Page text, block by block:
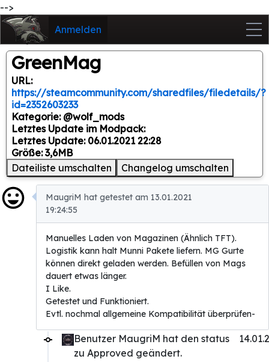
-->
Anmelden
GreenMag
URL:
https://steamcommunity.com/sharedfiles/filedetails/?
id=2352603233
Kategorie: @wolf_mods
Letztes Update im Modpack:
Letztes Update: 06.01.2021 22:28
Größe: 3,6MB
Dateiliste umschalten
Changelog umschalten
MaugriM hat getestet am 13.01.2021
19:24:55
Manuelles Laden von Magazinen (Ähnlich TFT).
Logistik kann halt Munni Pakete liefern. MG Gurte
können direkt geladen werden. Befüllen von Mags
dauert etwas länger.
I Like.
Getestet und Funktioniert.
Evtl. nochmal allgemeine Kompatibilität überprüfen-
Benutzer MaugriM hat den status
zu Approved geändert.